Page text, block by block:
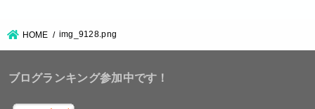
HOME img_9128.png
ブログランキング参加中です！